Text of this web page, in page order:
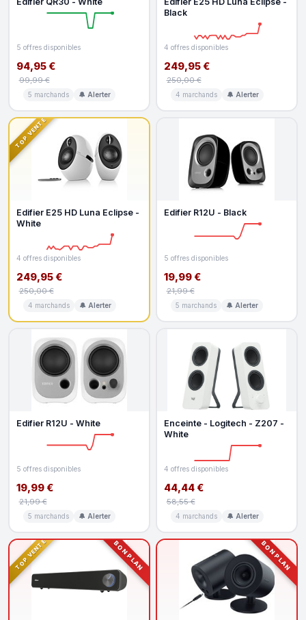
5 offres disponibles
94,95 €
99,99 €
5 marchands 🔔 Alerter
Black
4 offres disponibles
249,95 €
250,00 €
4 marchands 🔔 Alerter
TOP VENTE
Edifier E25 HD Luna Eclipse -
White
4 offres disponibles
249,95 €
250,00 €
4 marchands 🔔 Alerter
Edifier R12U - Black
5 offres disponibles
19,99 €
21,99 €
5 marchands 🔔 Alerter
Edifier R12U - White
5 offres disponibles
19,99 €
21,99 €
5 marchands 🔔 Alerter
Enceinte - Logitech - Z207 -
White
4 offres disponibles
44,44 €
58,55 €
4 marchands 🔔 Alerter
TOP VENTE BON PLAN BON PLAN